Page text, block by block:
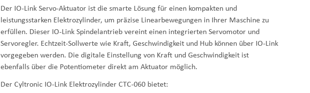
Der IO-Link Servo-Aktuator ist die smarte Lösung für einen kompakten und
leistungsstarken Elektrozylinder, um präzise Linearbewegungen in Ihrer Maschine zu
erfüllen. Dieser IO-Link Spindelantrieb vereint einen integrierten Servomotor und
Servoregler. Echtzeit-Sollwerte wie Kraft, Geschwindigkeit und Hub können über IO-Link
vorgegeben werden. Die digitale Einstellung von Kraft und Geschwindigkeit ist
ebenfalls über die Potentiometer direkt am Aktuator möglich.
Der Cyltronic IO-Link Elektrozylinder CTC-060 bietet: